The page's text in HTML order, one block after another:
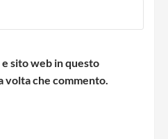
sito web in questo
volta che commento.